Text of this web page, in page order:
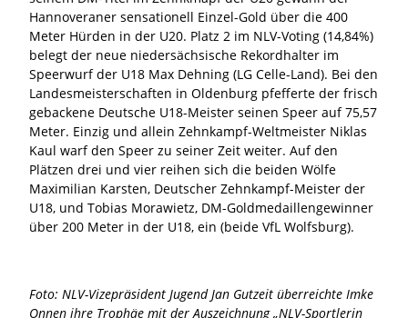
Hannoveraner sensationell Einzel-Gold über die 400
Meter Hürden in der U20. Platz 2 im NLV-Voting (14,84%)
belegt der neue niedersächsische Rekordhalter im
Speerwurf der U18 Max Dehning (LG Celle-Land). Bei den
Landesmeisterschaften in Oldenburg pfefferte der frisch
gebackene Deutsche U18-Meister seinen Speer auf 75,57
Meter. Einzig und allein Zehnkampf-Weltmeister Niklas
Kaul warf den Speer zu seiner Zeit weiter. Auf den
Plätzen drei und vier reihen sich die beiden Wölfe
Maximilian Karsten, Deutscher Zehnkampf-Meister der
U18, und Tobias Morawietz, DM-Goldmedaillengewinner
über 200 Meter in der U18, ein (beide VfL Wolfsburg).
Foto: NLV-Vizepräsident Jugend Jan Gutzeit überreichte Imke
Onnen ihre Trophäe mit der Auszeichnung „NLV-Sportlerin